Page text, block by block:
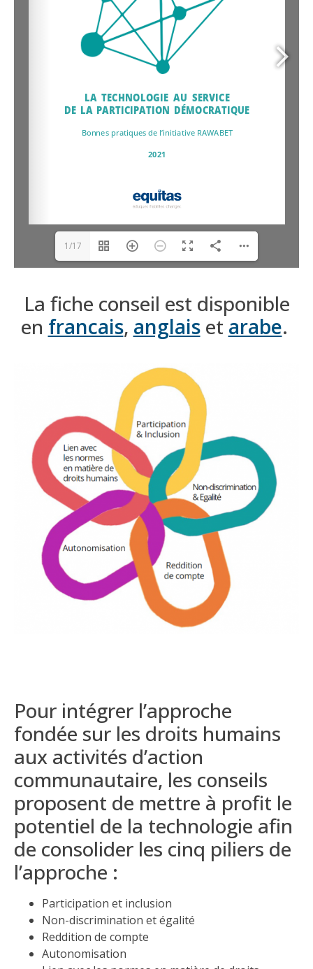
1/17
La fiche conseil est disponible
en francais, anglaiset arabe.
Pour intégrer l’approche
fondée sur les droits humains
aux activités d’action
communautaire, les conseils
proposent de mettre à profit le
potentiel de la technologie afin
de consolider les cinq piliers de
l’approche :
Participation et inclusion
Non-discrimination et égalité
Reddition de compte
Autonomisation